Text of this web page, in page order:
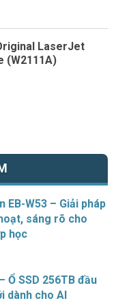
LaserJet
(W2111A)
EB-W53 – Giải pháp
sáng rõ cho
học
Ổ SSD 256TB đầu
dành cho AI